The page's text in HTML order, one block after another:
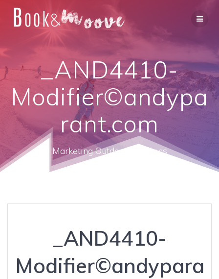
_AND4410-
Modifier©andypa
rant.com
Marketing Outdoor Solutions
_AND4410-
Modifier©andypara